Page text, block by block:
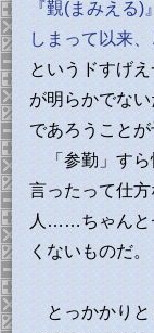
『覲(まみえる
しまって以来
というドすげ
が明らかでな
であろうことが
「参勤」すら
言ったって仕
人……ちゃんと
くないものだ。
とっかかりと